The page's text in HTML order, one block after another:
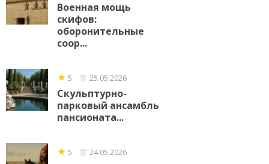
Военная мощь
скифов:
оборонительные
соор...
★ 5 25.05.2026
Скульптурно-
парковый ансамбль
пансионата...
★ 5 24.05.2026